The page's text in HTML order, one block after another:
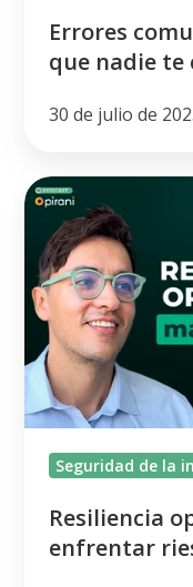
Pirani
Podcast
Errores
que nadie
30 de julio de
Resiliencia
operativa
digital
para
enfrentar
riesgos
tecnológicos
Seguridad de la
Resiliencia
enfrentar